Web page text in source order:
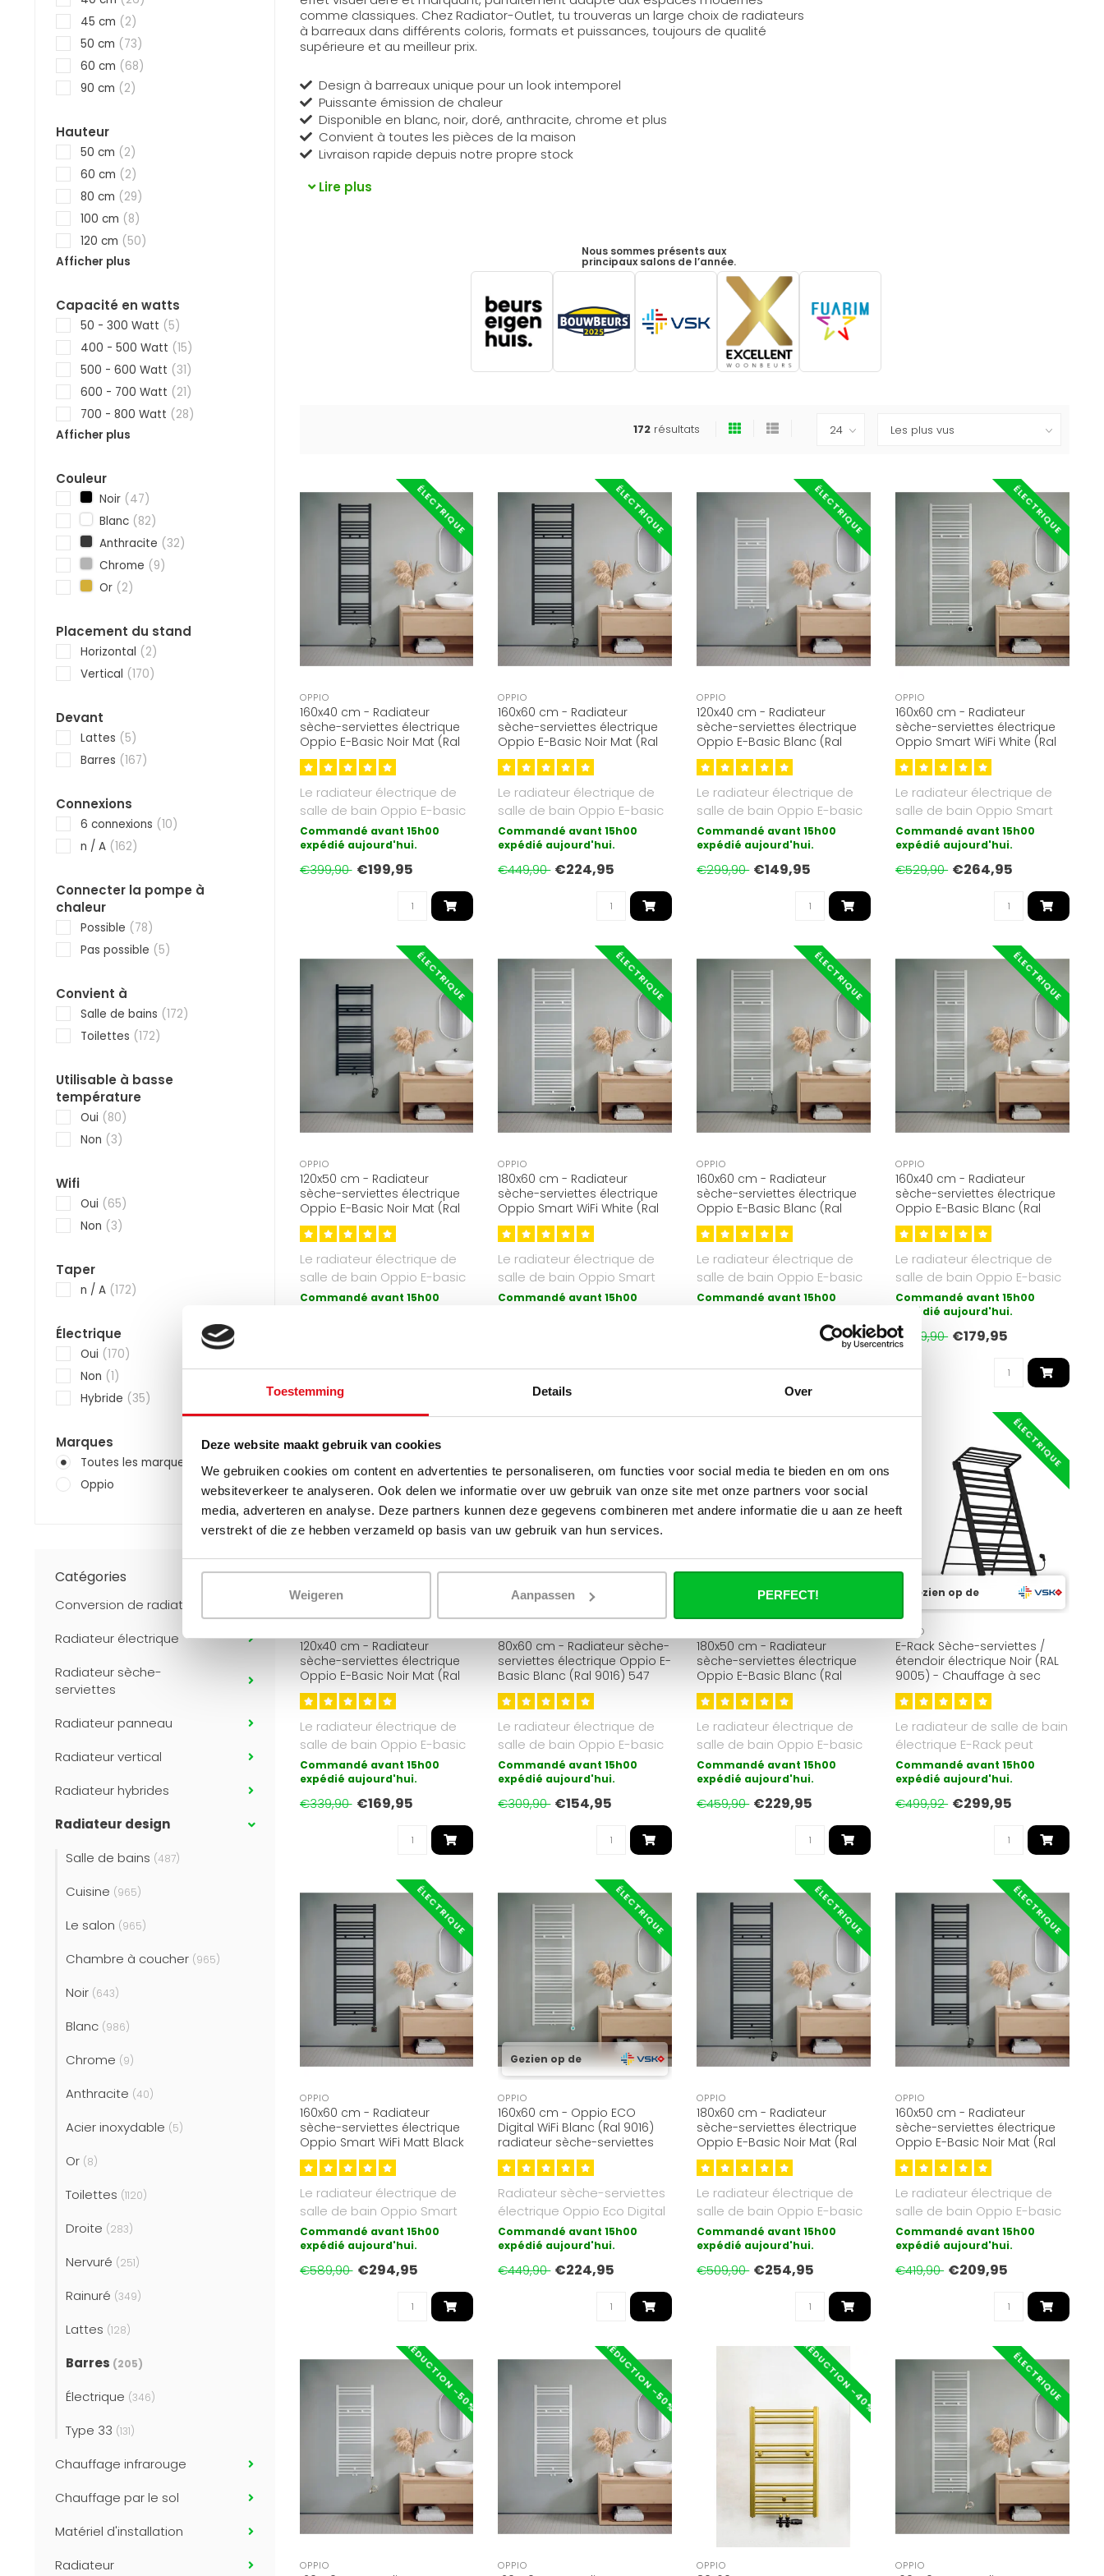
Toestemming Details Over
Deze website maakt gebruik van cookies
We gebruiken cookies om content en advertenties te personaliseren, om functies voor social media te bieden en om ons
websiteverkeer te analyseren. Ook delen we informatie over uw gebruik van onze site met onze partners voor social
media, adverteren en analyse. Deze partners kunnen deze gegevens combineren met andere informatie die u aan ze heeft
verstrekt of die ze hebben verzameld op basis van uw gebruik van hun services.
Weigeren Aanpassen PERFECT!
45 cm (2)
50 cm (73)
60 cm (68)
90 cm (2)
Hauteur
50 cm (2)
60 cm (2)
80 cm (29)
100 cm (8)
120 cm (50)
Afficher plus
Capacité en watts
50 - 300 Watt (5)
400 - 500 Watt (15)
500 - 600 Watt (31)
600 - 700 Watt (21)
700 - 800 Watt (28)
Afficher plus
Couleur
Noir (47)
Blanc (82)
Anthracite (32)
Chrome (9)
Or (2)
Placement du stand
Horizontal (2)
Vertical (170)
Devant
Lattes (5)
Barres (167)
Connexions
6 connexions (10)
n / A (162)
Connecter la pompe à
chaleur
Possible (78)
Pas possible (5)
Convient à
Salle de bains (172)
Toilettes (172)
Utilisable à basse
température
Oui (80)
Non (3)
Wifi
Oui (65)
Non (3)
Taper
n / A (172)
Électrique
Oui (170)
Non (1)
Hybride (35)
Marques
Toutes les marques
Oppio
Catégories
Conversion de radiateur
Radiateur électrique
Radiateur sèche-
serviettes
Radiateur panneau
Radiateur vertical
Radiateur hybrides
Radiateur design
Salle de bains (487)
Cuisine (965)
Le salon (965)
Chambre à coucher (965)
Noir (643)
Blanc (986)
Chrome (9)
Anthracite (40)
Acier inoxydable (5)
Or (8)
Toilettes (1120)
Droite (283)
Nervuré (251)
Rainuré (349)
Lattes (128)
Barres (205)
Électrique (346)
Type 33 (131)
Chauffage infrarouge
Chauffage par le sol
Matériel d'installation
Radiateur
comme classiques. Chez Radiator-Outlet, tu trouveras un large choix de radiateurs
à barreaux dans différents coloris, formats et puissances, toujours de qualité
supérieure et au meilleur prix.
Design à barreaux unique pour un look intemporel
Puissante émission de chaleur
Disponible en blanc, noir, doré, anthracite, chrome et plus
Convient à toutes les pièces de la maison
Livraison rapide depuis notre propre stock
Lire plus
Nous sommes présents aux
principaux salons de l’année.
172 résultats
ÉLECTRIQUE
OPPIO
160x40 cm - Radiateur
sèche-serviettes électrique
Oppio E-Basic Noir Mat (Ral
9005) 714 Watt
Le radiateur électrique de
salle de bain Oppio E-basic
est la forme de chauffag..
Commandé avant 15h00
expédié aujourd'hui.
€399,90 €199,95
ÉLECTRIQUE
OPPIO
160x60 cm - Radiateur
sèche-serviettes électrique
Oppio E-Basic Noir Mat (Ral
9005) 1072 Watt
Le radiateur électrique de
salle de bain Oppio E-basic
est la forme de chauffag..
Commandé avant 15h00
expédié aujourd'hui.
€449,90 €224,95
ÉLECTRIQUE
OPPIO
120x40 cm - Radiateur
sèche-serviettes électrique
Oppio E-Basic Blanc (Ral
9016) 550 Watt
Le radiateur électrique de
salle de bain Oppio E-basic
est la forme de chauffag..
Commandé avant 15h00
expédié aujourd'hui.
€299,90 €149,95
ÉLECTRIQUE
OPPIO
160x60 cm - Radiateur
sèche-serviettes électrique
Oppio Smart WiFi White (Ral
9016)
Le radiateur électrique de
salle de bain Oppio Smart
Wifi avec commande sans
fi..
Commandé avant 15h00
expédié aujourd'hui.
€529,90 €264,95
ÉLECTRIQUE
OPPIO
120x50 cm - Radiateur
sèche-serviettes électrique
Oppio E-Basic Noir Mat (Ral
9005) 673 Watt
Le radiateur électrique de
salle de bain Oppio E-basic
est la forme de chauffag..
Commandé avant 15h00
ÉLECTRIQUE
OPPIO
180x60 cm - Radiateur
sèche-serviettes électrique
Oppio Smart WiFi White (Ral
9016)
Le radiateur électrique de
salle de bain Oppio Smart
Wifi avec commande sans
Commandé avant 15h00
ÉLECTRIQUE
OPPIO
160x60 cm - Radiateur
sèche-serviettes électrique
Oppio E-Basic Blanc (Ral
9016) 1072 Watt
Le radiateur électrique de
salle de bain Oppio E-basic
est la forme de chauffag..
Commandé avant 15h00
ÉLECTRIQUE
OPPIO
160x40 cm - Radiateur
sèche-serviettes électrique
Oppio E-Basic Blanc (Ral
9016) 714 Watt
Le radiateur électrique de
salle de bain Oppio E-basic
est la forme de chauffag..
Commandé avant 15h00
expédié aujourd'hui.
€359,90 €179,95
ÉLECTRIQUE
120x40 cm - Radiateur
sèche-serviettes électrique
Oppio E-Basic Noir Mat (Ral
9005) 550 Watt
Le radiateur électrique de
salle de bain Oppio E-basic
est la forme de chauffag..
Commandé avant 15h00
expédié aujourd'hui.
€339,90 €169,95
80x60 cm - Radiateur sèche-
serviettes électrique Oppio E-
Basic Blanc (Ral 9016) 547
Watt
Le radiateur électrique de
salle de bain Oppio E-basic
est la forme de chauffag..
Commandé avant 15h00
expédié aujourd'hui.
€309,90 €154,95
180x50 cm - Radiateur
sèche-serviettes électrique
Oppio E-Basic Blanc (Ral
9016) 1067 Watt
Le radiateur électrique de
salle de bain Oppio E-basic
est la forme de chauffag..
Commandé avant 15h00
expédié aujourd'hui.
€459,90 €229,95
ÉLECTRIQUE
Gezien op de
OPPIO
E-Rack Sèche-serviettes /
étendoir électrique Noir (RAL
9005) - Chauffage à sec
Le radiateur de salle de bain
électrique E-Rack peut
également être utilisé ..
Commandé avant 15h00
expédié aujourd'hui.
€499,92 €299,95
ÉLECTRIQUE
OPPIO
160x60 cm - Radiateur
sèche-serviettes électrique
Oppio Smart WiFi Matt Black
(Ral 9005)
Le radiateur électrique de
salle de bain Oppio Smart
Wifi avec contrôle sans f..
Commandé avant 15h00
expédié aujourd'hui.
€589,90 €294,95
ÉLECTRIQUE
Gezien op de
OPPIO
160x60 cm - Oppio ECO
Digital WiFi Blanc (Ral 9016)
radiateur sèche-serviettes
électrique
Radiateur sèche-serviettes
électrique Oppio Eco Digital
avec WiFi et fonction ..
Commandé avant 15h00
expédié aujourd'hui.
€449,90 €224,95
ÉLECTRIQUE
OPPIO
180x60 cm - Radiateur
sèche-serviettes électrique
Oppio E-Basic Noir Mat (Ral
9005) 1214 Watt
Le radiateur électrique de
salle de bain Oppio E-basic
est la forme de chauffag..
Commandé avant 15h00
expédié aujourd'hui.
€509,90 €254,95
ÉLECTRIQUE
OPPIO
160x50 cm - Radiateur
sèche-serviettes électrique
Oppio E-Basic Noir Mat (Ral
9005) 906 Watt
Le radiateur électrique de
salle de bain Oppio E-basic
est la forme de chauffag..
Commandé avant 15h00
expédié aujourd'hui.
€419,90 €209,95
RÉDUCTION -50%
OPPIO
RÉDUCTION -50%
OPPIO
RÉDUCTION -40%
OPPIO
ÉLECTRIQUE
OPPIO